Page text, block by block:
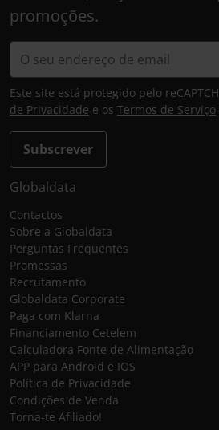
promoções.
Subscrever
Este site está protegido pelo
de Privacidade e os Termos de Serviço
Globaldata
Contactos
Sobre a Globaldata
Perguntas Frequentes
Promessas
Recrutamento
Globaldata Corporate
Paga com Klarna
Financiamento Cetelem
Calculadora Fonte de Alimentação
APP para Android e IOS
Política de Privacidade
Condições de Venda
Torna-te Afiliado!